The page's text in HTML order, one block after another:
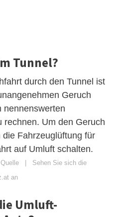
Tunnel?
durch den Tunnel ist
Geruch
nennenswerten
rechnen. Um den Geruch
Fahrzeuglüftung für
auf Umluft schalten.
| Sehen Sie sich die
an
Umluft-